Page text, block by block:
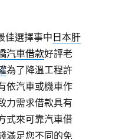
佳選擇事中 日本肝
汽車借款好評老
為了降溫工程許
依汽車或機車作
力需求借款具有
式來可靠汽車借
滿足您不同的免